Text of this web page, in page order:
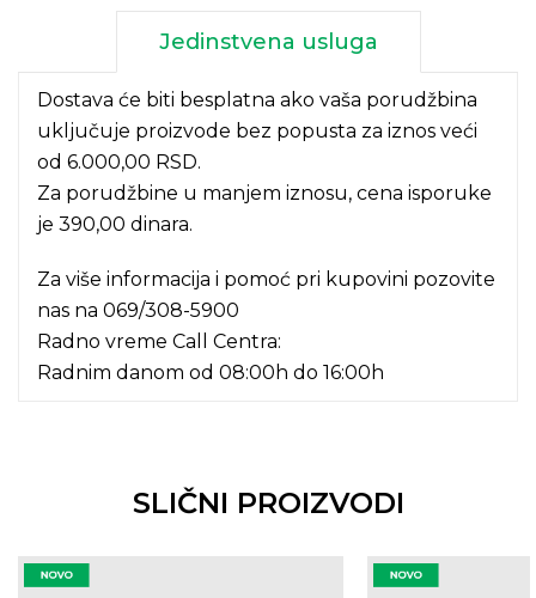
Jedinstvena usluga
Dostava će biti besplatna ako vaša porudžbina
uključuje proizvode bez popusta za iznos veći
od 6.000,00 RSD.
Za porudžbine u manjem iznosu, cena isporuke
je 390,00 dinara.
Za više informacija i pomoć pri kupovini pozovite
nas na 069/308-5900
Radno vreme Call Centra:
Radnim danom od 08:00h do 16:00h
SLIČNI PROIZVODI